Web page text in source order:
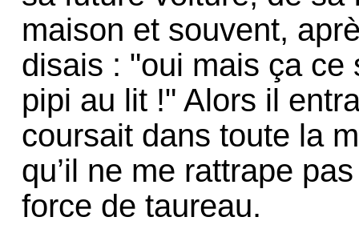
maison et souvent,
disais : "oui mais ça ce
pipi au lit !" Alors il
coursait dans toute la
qu’il ne me rattrape
force de taureau.